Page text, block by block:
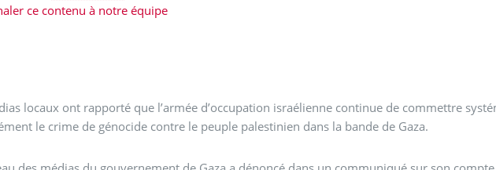
ce contenu à notre équipe
locaux ont rapporté que l’armée d’occupation israélienne continue de commettre
le crime de génocide contre le peuple palestinien dans la bande de Gaza.